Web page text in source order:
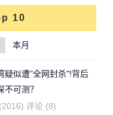
10
本月
疑似遭"全网封杀"!背后
不可测？
评论 (8)